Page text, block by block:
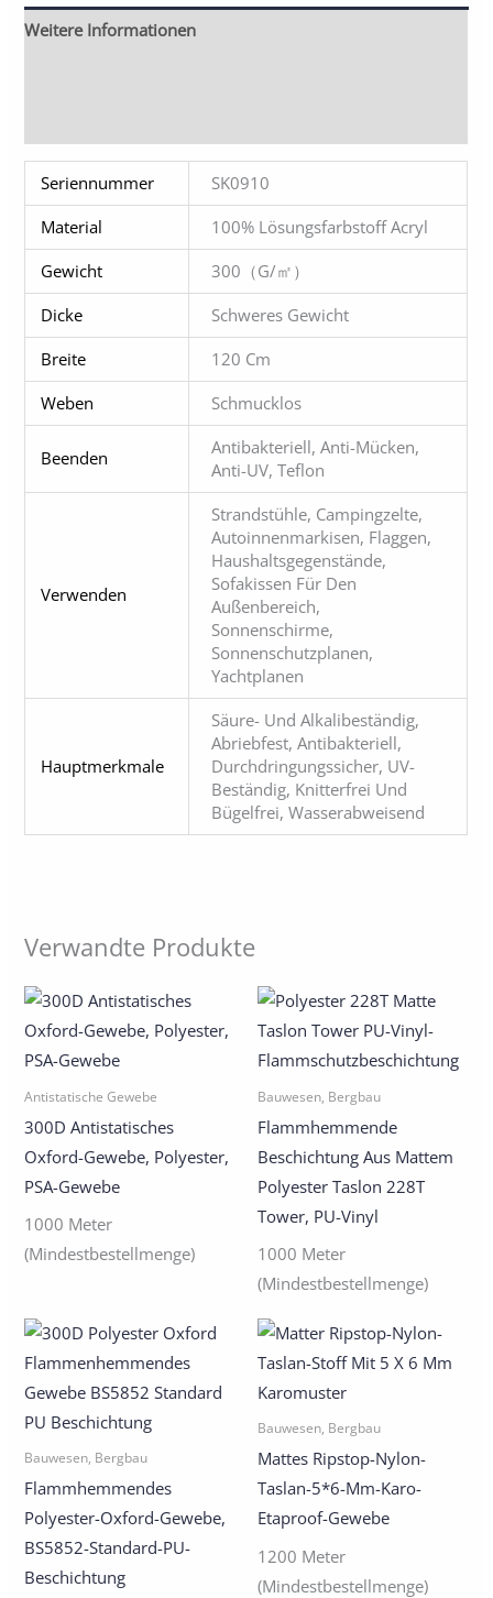
Weitere Informationen
Seriennummer
SK0910
Material
100% Lösungsfarbstoff Acryl
Gewicht
300（g/㎡）
Dicke
Schweres Gewicht
Breite
120 Cm
Weben
Schmucklos
Beenden
Antibakteriell, Anti-Mücken,
Anti-UV, Teflon
Verwenden
Strandstühle, Campingzelte,
Autoinnenmarkisen, Flaggen,
Haushaltsgegenstände,
Sofakissen Für Den
Außenbereich,
Sonnenschirme,
Sonnenschutzplanen,
Yachtplanen
Hauptmerkmale
Säure- Und Alkalibeständig,
Abriebfest, Antibakteriell,
Durchdringungssicher, UV-
Beständig, Knitterfrei Und
Bügelfrei, Wasserabweisend
Verwandte Produkte
Antistatische Gewebe
300D Antistatisches
Oxford-Gewebe, Polyester,
PSA-Gewebe
1000 Meter
(Mindestbestellmenge)
Bauwesen, Bergbau
Flammhemmende
Beschichtung Aus Mattem
Polyester Taslon 228T
Tower, PU-Vinyl
1000 Meter
(Mindestbestellmenge)
Bauwesen, Bergbau
Flammhemmendes
Polyester-Oxford-Gewebe,
BS5852-Standard-PU-
Beschichtung
Bauwesen, Bergbau
Mattes Ripstop-Nylon-
Taslan-5*6-Mm-Karo-
Etaproof-Gewebe
1200 Meter
(Mindestbestellmenge)